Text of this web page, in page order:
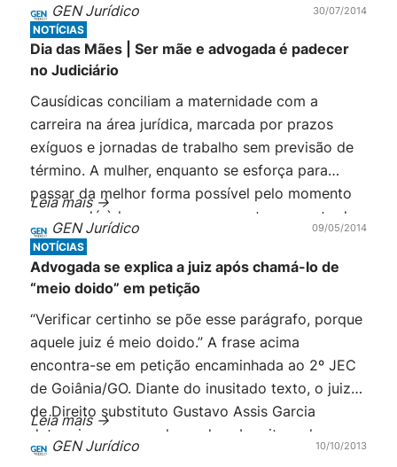
GEN Jurídico
30/07/2014
NOTÍCIAS
Dia das Mães | Ser mãe e advogada é padecer
no Judiciário
Causídicas conciliam a maternidade com a
carreira na área jurídica, marcada por prazos
exíguos e jornadas de trabalho sem previsão de
término. A mulher, enquanto se esforça para
passar da melhor forma possível pelo momento
em que dá à luz, esquece momentaneamente do
trabalho ou qualquer outra atividade que não seja
o pequeno ser que […]
Leia mais ->
GEN Jurídico
09/05/2014
NOTÍCIAS
Advogada se explica a juiz após chamá-lo de
“meio doido” em petição
“Verificar certinho se põe esse parágrafo, porque
aquele juiz é meio doido.” A frase acima
encontra-se em petição encaminhada ao 2º JEC
de Goiânia/GO. Diante do inusitado texto, o juiz
de Direito substituto Gustavo Assis Garcia
determinou que a advogada subscritora da peça
explicasse, em 48 horas, a quem ela se refere e o
Leia mais ->
GEN Jurídico
10/10/2013